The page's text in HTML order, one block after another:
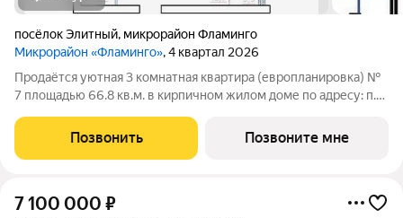
посёлок Элитный, микрорайон Фламинго
Микрорайон «Фламинго», 4 квартал 2026
Продаётся уютная 3 комнатная квартира (европланировка) №
7 площадью 66.8 кв.м. в кирпичном жилом доме по адресу: п.
генплану).Квартира впечатляет продуманной планировкой,
просторная кухня-гостиная
Позвонить Позвоните мне
7 100 000 ₽